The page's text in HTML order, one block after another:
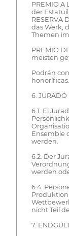
PREMIO A
der
RESERVA
das Werk,
Themen
PREMIO
meisten
Podrán
honoríficas.
6. JURADO
6.1. El
Ensemble
werden.
6.2. Der
werden
6.4.
nicht Teil
7.